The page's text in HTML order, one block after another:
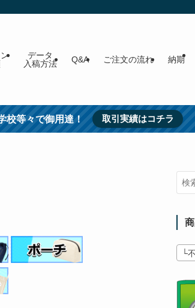
データ
入稿方法
Q&A ご注文の流れ 納期
校等々で御用達！ 取引実績はコチラ
└